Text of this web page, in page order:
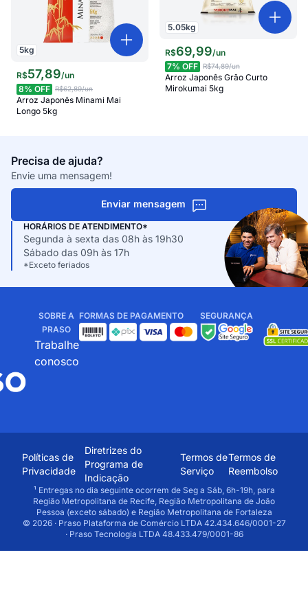
5kg
R$57,89/un
8% OFF R$62,89/un
Arroz Japonês Minami Mai
Longo 5kg
5.05kg
R$69,99/un
7% OFF R$74,89/un
Arroz Japonês Grão Curto
Mirokumai 5kg
Precisa de ajuda?
Envie uma mensagem!
Enviar mensagem
HORÁRIOS DE ATENDIMENTO*
Segunda à sexta das 08h às 19h30
Sábado das 09h às 17h
*Exceto feriados
SOBRE A
PRASO
Trabalhe
conosco
FORMAS DE PAGAMENTO SEGURANÇA
Políticas de
Privacidade
Diretrizes do
Programa de
Indicação
Termos de
Serviço
Termos de
Reembolso
¹ Entregas no dia seguinte ocorrem de Seg a Sáb, 6h-19h, para
Região Metropolitana de Recife, Região Metropolitana de João
Pessoa (exceto sábado) e Região Metropolitana de Fortaleza
© 2026 · Praso Plataforma de Comércio LTDA 42.434.646/0001-27
· Praso Tecnologia LTDA 48.433.479/0001-86